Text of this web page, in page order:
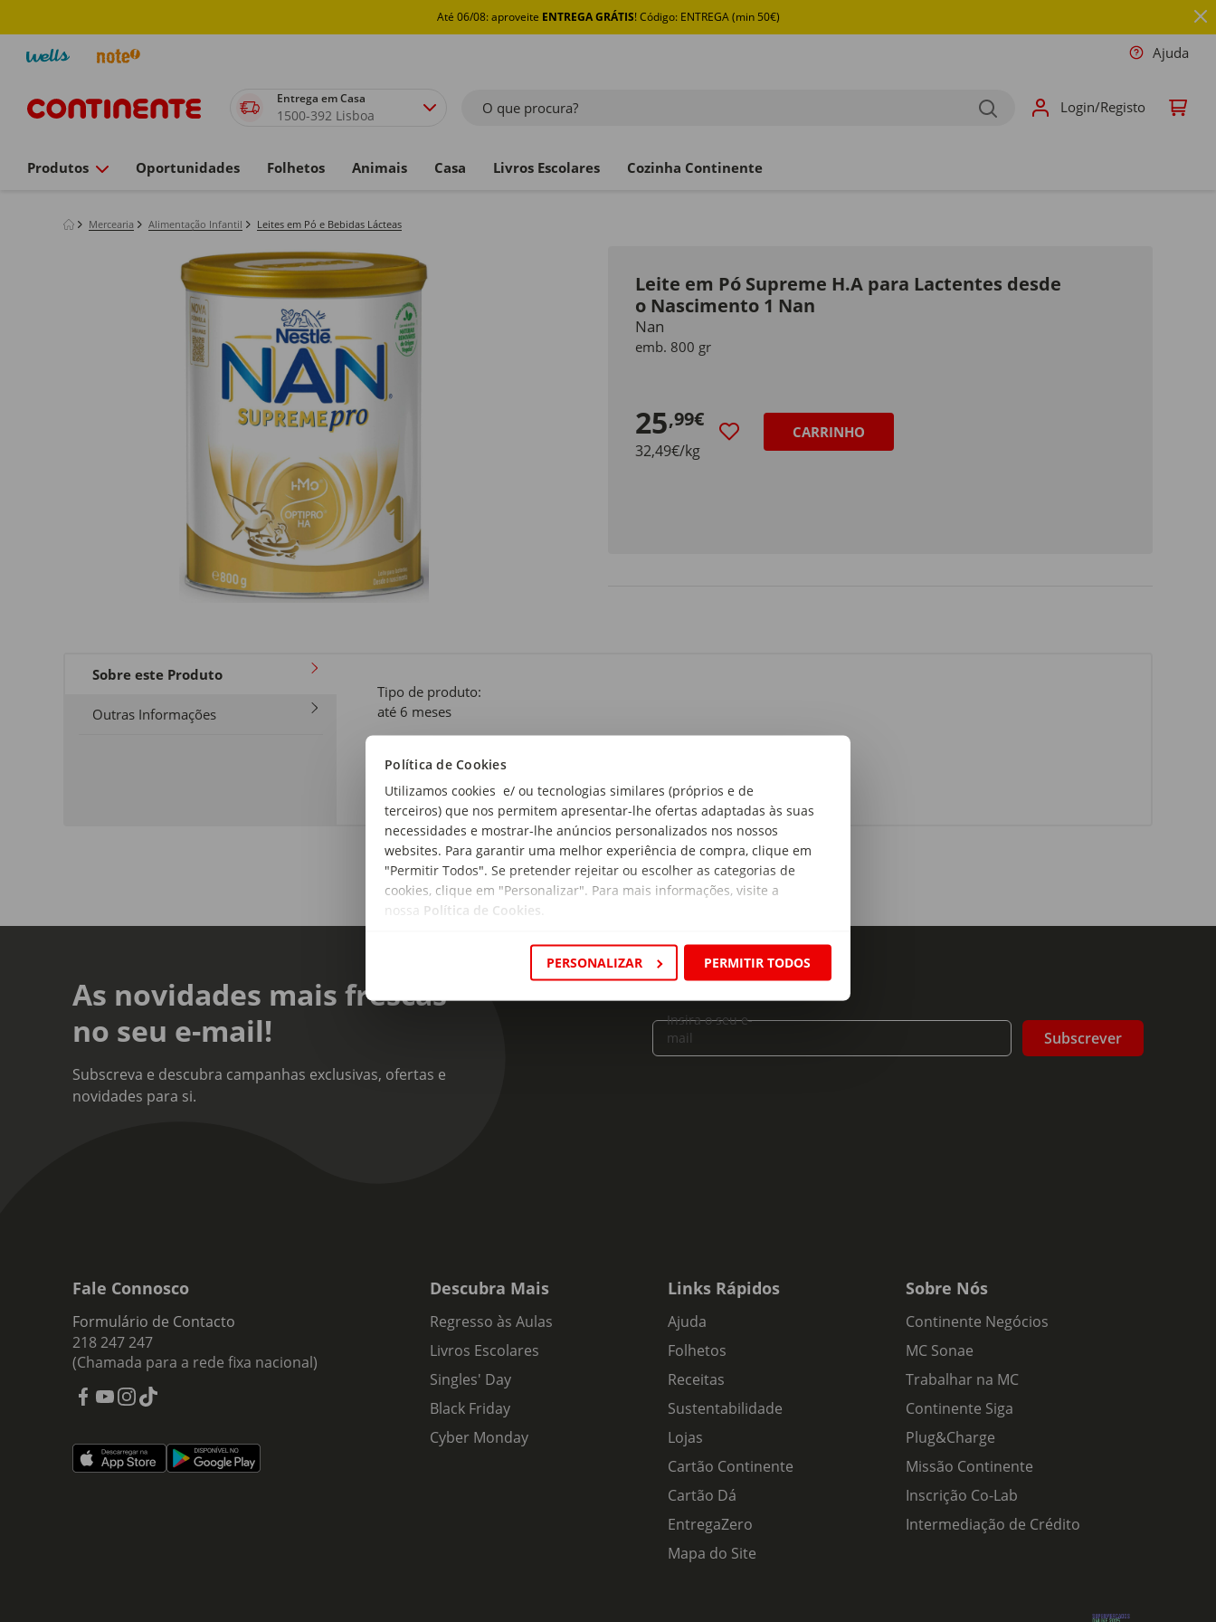
Política de Cookies
Utilizamos cookies e/ ou tecnologias similares (próprios e de
terceiros) que nos permitem apresentar-lhe ofertas adaptadas às suas
necessidades e mostrar-lhe anúncios personalizados nos nossos
websites. Para garantir uma melhor experiência de compra, clique em
"Permitir Todos". Se pretender rejeitar ou escolher as categorias de
cookies, clique em "Personalizar". Para mais informações, visite a
nossa Política de Cookies
PERSONALIZAR PERMITIR TODOS
Até 06/08: aproveite ENTREGA GRÁTIS! Código: ENTREGA (min 50€)
Ajuda
Entrega em Casa
1500-392 Lisboa O que procura? Login/Registo
Produtos Oportunidades Folhetos Animais Casa Livros Escolares Cozinha Continente
Mercearia Alimentação Infantil Leites em Pó e Bebidas Lácteas
Leite em Pó Supreme H.A para Lactentes desde
o Nascimento 1 Nan
Nan
emb. 800 gr
25,99€
32,49€/kg
CARRINHO
Sobre este Produto
Outras Informações
Tipo de produto:
até 6 meses
até 6 meses
As novidades mais frescas
no seu e-mail!
Subscreva e descubra campanhas exclusivas, ofertas e
novidades para si.
Insira o seu e-
mail
Subscrever
Fale Connosco
Formulário de Contacto
218 247 247
(Chamada para a rede fixa nacional)
Descubra Mais
Regresso às Aulas
Livros Escolares
Singles' Day
Black Friday
Cyber Monday
Links Rápidos
Ajuda
Folhetos
Receitas
Sustentabilidade
Lojas
Cartão Continente
Cartão Dá
EntregaZero
Mapa do Site
Sobre Nós
Continente Negócios
MC Sonae
Trabalhar na MC
Continente Siga
Plug&Charge
Missão Continente
Inscrição Co-Lab
Intermediação de Crédito